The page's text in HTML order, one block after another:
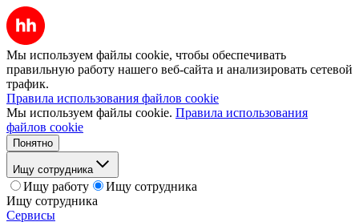
Мы используем файлы cookie, чтобы обеспечивать
правильную работу нашего веб-сайта и анализировать сетевой
трафик.
Правила использования файлов cookie
Мы используем файлы cookie. Правила использования
файлов cookie
Понятно
Ищу сотрудника
Ищу работу
Ищу сотрудника
Ищу сотрудника
Сервисы